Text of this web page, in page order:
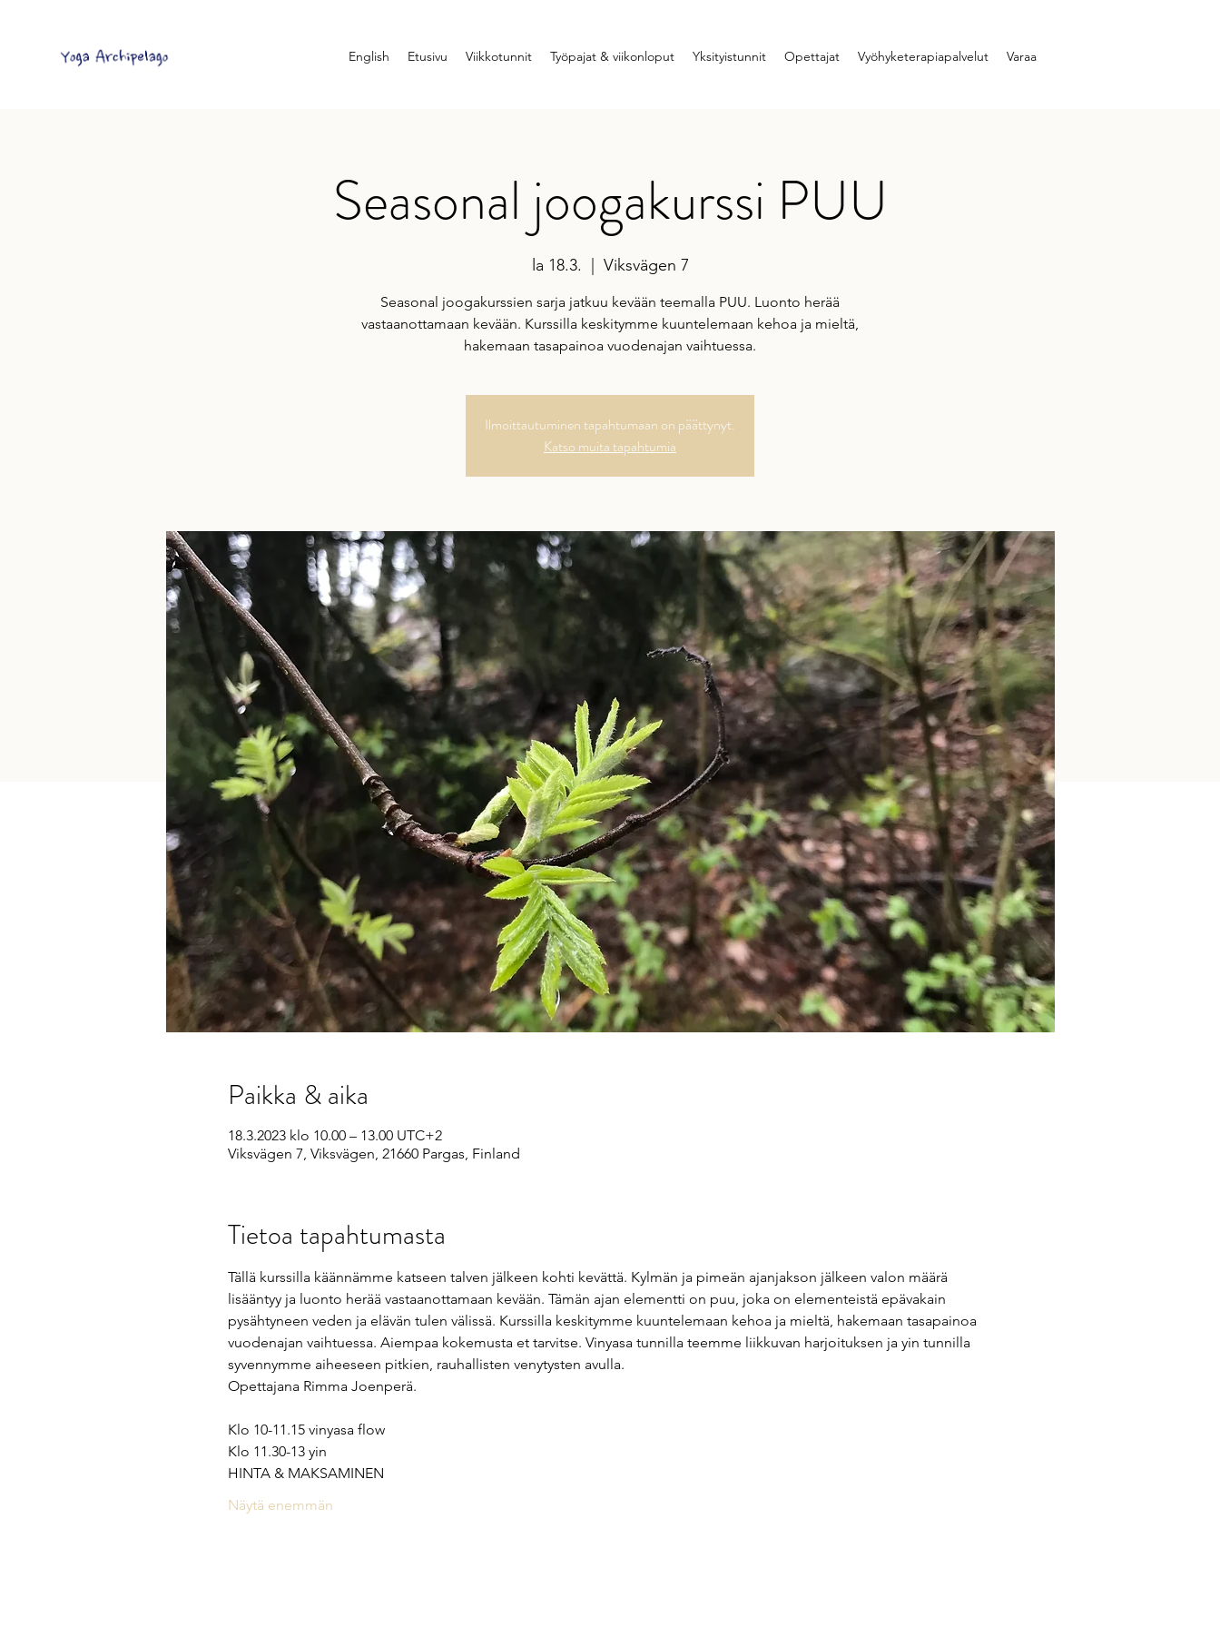
English Etusivu Viikkotunnit Työpajat & viikonloput Yksityistunnit Opettajat Vyöhyketerapiapalvelut Varaa
Seasonal joogakurssi PUU
la 18.3. Viksvägen 7
Seasonal joogakurssien sarja jatkuu kevään teemalla PUU. Luonto herää
vastaanottamaan kevään. Kurssilla keskitymme kuuntelemaan kehoa ja mieltä,
hakemaan tasapainoa vuodenajan vaihtuessa.
Ilmoittautuminen tapahtumaan on päättynyt.
Katso muita tapahtumia
Paikka & aika
18.3.2023 klo 10.00 – 13.00 UTC+2
Viksvägen 7, Viksvägen, 21660 Pargas, Finland
Tietoa tapahtumasta
Tällä kurssilla käännämme katseen talven jälkeen kohti kevättä. Kylmän ja pimeän ajanjakson jälkeen valon määrä
lisääntyy ja luonto herää vastaanottamaan kevään. Tämän ajan elementti on puu, joka on elementeistä epävakain
pysähtyneen veden ja elävän tulen välissä. Kurssilla keskitymme kuuntelemaan kehoa ja mieltä, hakemaan tasapainoa
vuodenajan vaihtuessa. Aiempaa kokemusta et tarvitse. Vinyasa tunnilla teemme liikkuvan harjoituksen ja yin tunnilla
syvennymme aiheeseen pitkien, rauhallisten venytysten avulla.
Opettajana Rimma Joenperä.
Klo 10-11.15 vinyasa flow
Klo 11.30-13 yin
HINTA & MAKSAMINEN
Näytä enemmän